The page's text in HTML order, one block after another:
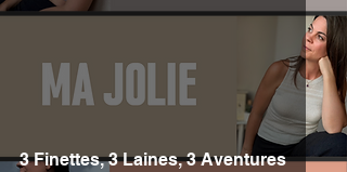
3 Finettes, 3 Laines, 3 Aventures